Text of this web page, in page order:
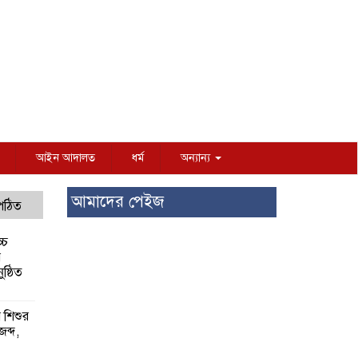
আইন আদালত ধর্ম অন্যান্য
শিশুর
আমাদের পেইজ